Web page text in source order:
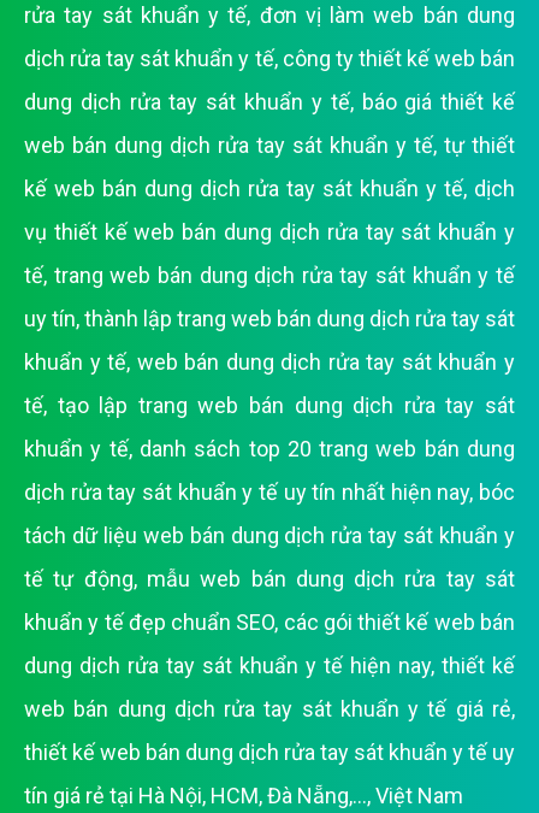
rửa tay sát khuẩn y tế, đơn vị làm web bán dung
dịch rửa tay sát khuẩn y tế, công ty thiết kế web bán
dung dịch rửa tay sát khuẩn y tế, báo giá thiết kế
web bán dung dịch rửa tay sát khuẩn y tế, tự thiết
kế web bán dung dịch rửa tay sát khuẩn y tế, dịch
vụ thiết kế web bán dung dịch rửa tay sát khuẩn y
tế, trang web bán dung dịch rửa tay sát khuẩn y tế
uy tín,thành lập trang web bán dung dịch rửa tay sát
khuẩn y tế, web bán dung dịch rửa tay sát khuẩn y
tế, tạo lập trang web bán dung dịch rửa tay sát
khuẩn y tế, danh sách top 20 trang web bán dung
dịch rửa tay sát khuẩn y tế uy tín nhất hiện nay, bóc
tách dữ liệu web bán dung dịch rửa tay sát khuẩn y
tế tự động, mẫu web bán dung dịch rửa tay sát
khuẩn y tế đẹp chuẩn SEO, các gói thiết kế web bán
dung dịch rửa tay sát khuẩn y tế hiện nay, thiết kế
web bán dung dịch rửa tay sát khuẩn y tế giá rẻ,
thiết kế web bán dung dịch rửa tay sát khuẩn y tế uy
tín giá rẻ tại Hà Nội, HCM, Đà Nẵng,..., Việt Nam